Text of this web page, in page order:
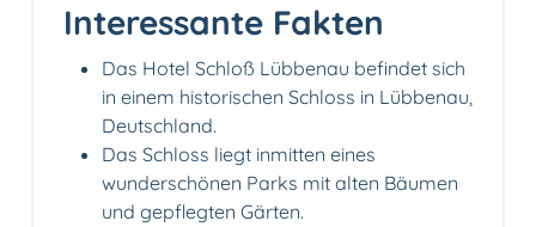
Interessante Fakten
Das Hotel Schloß Lübbenau befindet sich
in einem historischen Schloss in Lübbenau,
Deutschland.
Das Schloss liegt inmitten eines
wunderschönen Parks mit alten Bäumen
und gepflegten Gärten.